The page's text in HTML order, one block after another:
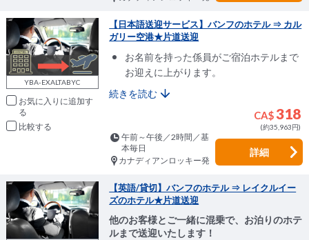
YBA-EXALTABYC
お気に入りに追加
比較
【日本語送迎サービス】バンフのホテル ⇒ カル
ガリー空港★片道送迎
お名前を持った係員がご宿泊ホテルまで
お迎えに上がります。
続きを読む
CA$318
(約35,963円)
午前～午後／2時間／基
本毎日
カナディアンロッキー発
詳細
【英語/貸切】バンフのホテル ⇒ レイクルイー
ズのホテル★片道送迎
他のお客様とご一緒に混乗で、お泊りのホテ
ルまで送迎いたします！